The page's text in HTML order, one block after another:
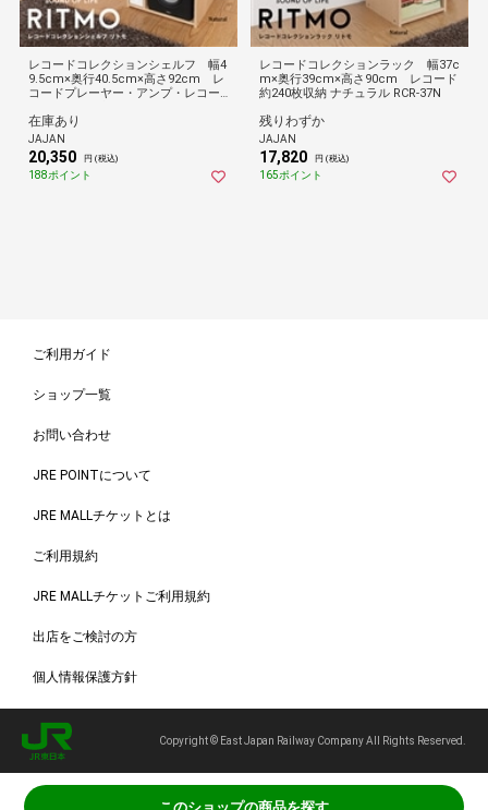
レコードコレクションシェルフ 幅4
9.5cm×奥行40.5cm×高さ92cm レ
コードプレーヤー・アンプ・レコー
0N
在庫あり
JAJAN
20,350 円 (税込)
188ポイント
レコードコレクションラック 幅37c
m×奥行39cm×高さ90cm レコード
約240枚収納 ナチュラル RCR-37N
残りわずか
JAJAN
17,820 円 (税込)
165ポイント
ご利用ガイド
ショップ一覧
お問い合わせ
JRE POINTについて
JRE MALLチケットとは
ご利用規約
JRE MALLチケットご利用規約
出店をご検討の方
個人情報保護方針
Copyright © East Japan Railway Company All Rights Reserved.